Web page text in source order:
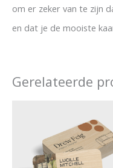
om er zeker van te zijn
en dat je de mooiste
Gerelateerde